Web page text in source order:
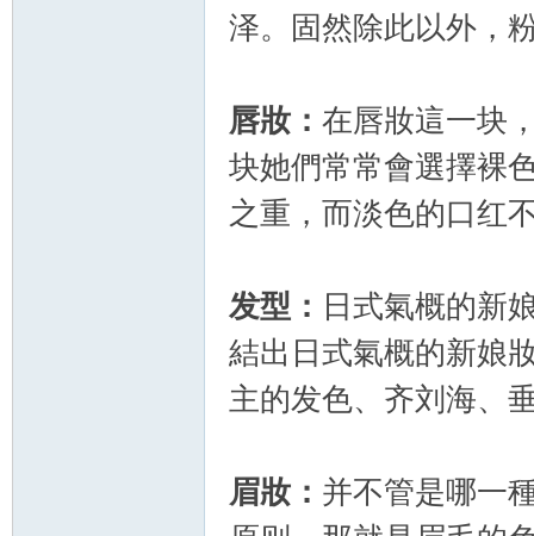
泽。固然除此以外，
唇妝： 在唇妝這一块
块她們常常會選擇裸
之重，而淡色的口红
发型： 日式氣概的新
結出日式氣概的新娘
主的发色、齐刘海、
眉妝： 并不管是哪一